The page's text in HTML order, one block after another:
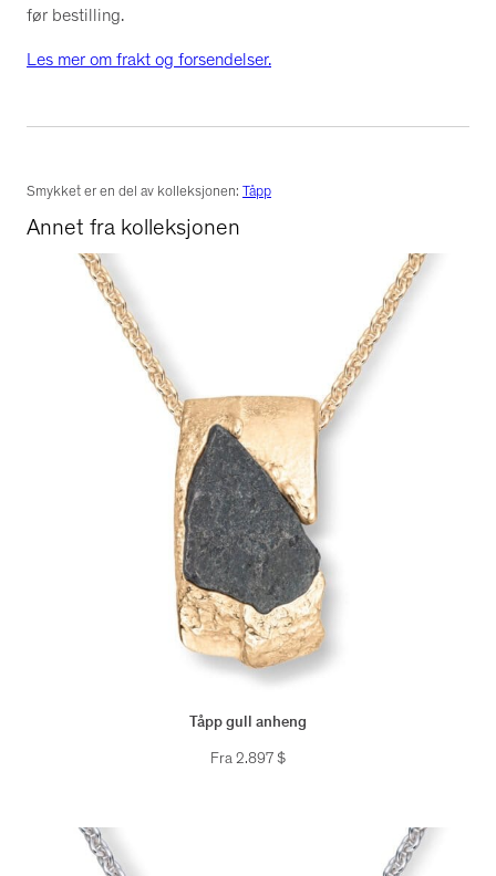
før bestilling.
Les mer om frakt og forsendelser.
Smykket er en del av kolleksjonen: Tåpp
Annet fra kolleksjonen
Tåpp gull anheng
Fra2.897$